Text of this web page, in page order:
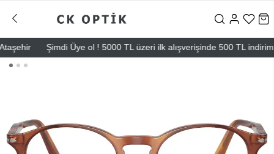
Şimdi Üye ol ! 5000 TL üzeri ilk alışverişinde 500 TL indirim